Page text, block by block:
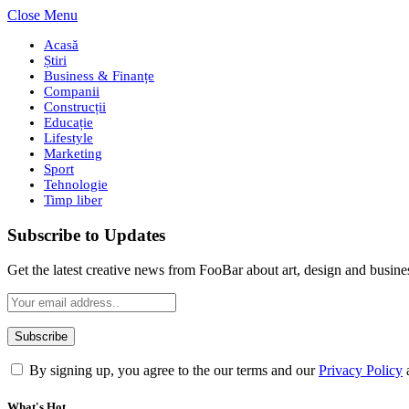
Close Menu
Acasă
Știri
Business & Finanțe
Companii
Construcții
Educație
Lifestyle
Marketing
Sport
Tehnologie
Timp liber
Subscribe to Updates
Get the latest creative news from FooBar about art, design and
By signing up, you agree to the our terms and ourPrivacy Policy